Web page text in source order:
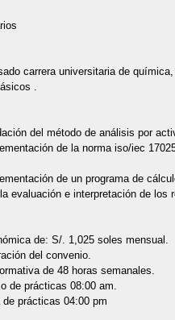
carrera universitaria de
.
del método de análisis por
de la norma iso/iec
de un programa de
evaluación e interpretación de los
de: S/. 1,025 soles mensual.
del convenio.
de 48 horas semanales.
de prácticas 08:00 am.
prácticas 04:00 pm